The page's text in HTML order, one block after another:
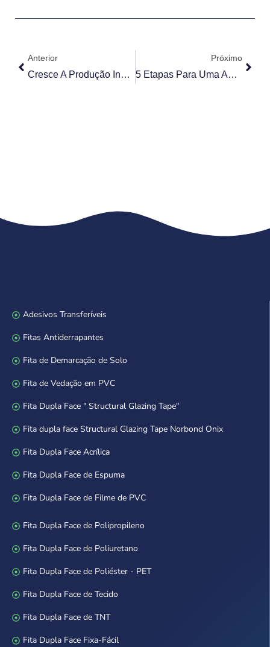
Anterior
Cresce A Produção Industrial De Veículos Automotores
Próximo
5 Etapas Para Uma Aplicação Perfeita Com O Kit Fachada Glazing Aplastec
Adesivos Transferíveis
Fitas Antiderrapantes
Fita de Demarcação de Solo
Fita de Vedação em PVC
Fita Dupla Face " Structural Glazing Tape"
Fita dupla face Structural Glazing Tape Norbond Onix
Fita Dupla Face Acrílica
Fita Dupla Face de Espuma
Fita Dupla Face de Filme de PVC
Fita Dupla Face de Polipropileno
Fita Dupla Face de Poliuretano
Fita Dupla Face de Poliéster - PET
Fita Dupla Face de Tecido
Fita Dupla Face de TNT
Fita Dupla Face Fixa-Fácil